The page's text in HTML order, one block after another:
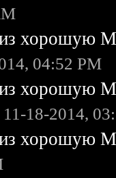
хорошую
04:52 PM
хорошую
11-18-2014,
хорошую